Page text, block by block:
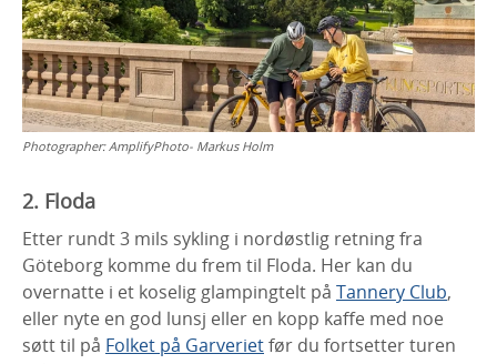
Photographer: AmplifyPhoto- Markus Holm
2. Floda
Etter rundt 3 mils sykling i nordøstlig retning fra
Göteborg komme du frem til Floda. Her kan du
overnatte i et koselig glampingtelt på Tannery Club,
eller nyte en god lunsj eller en kopp kaffe med noe
søtt til på Folket på Garverietfør du fortsetter turen